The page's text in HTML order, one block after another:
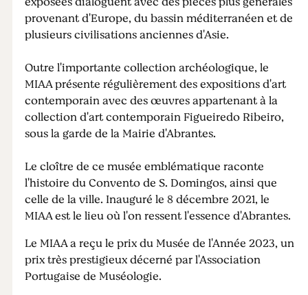
provenant d'Europe, du bassin méditerranéen et de
plusieurs civilisations anciennes d'Asie.
Outre l'importante collection archéologique, le
MIAA présente régulièrement des expositions d'art
contemporain avec des œuvres appartenant à la
collection d'art contemporain Figueiredo Ribeiro,
sous la garde de la Mairie d'Abrantes.
Le cloître de ce musée emblématique raconte
l'histoire du Convento de S. Domingos, ainsi que
celle de la ville. Inauguré le 8 décembre 2021, le
MIAA est le lieu où l'on ressent l'essence d'Abrantes.
Le MIAA a reçu le prix du Musée de l'Année 2023, un
prix très prestigieux décerné par l'Association
Portugaise de Muséologie.